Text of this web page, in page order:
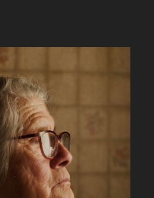
LAS DUEÑAS
2024